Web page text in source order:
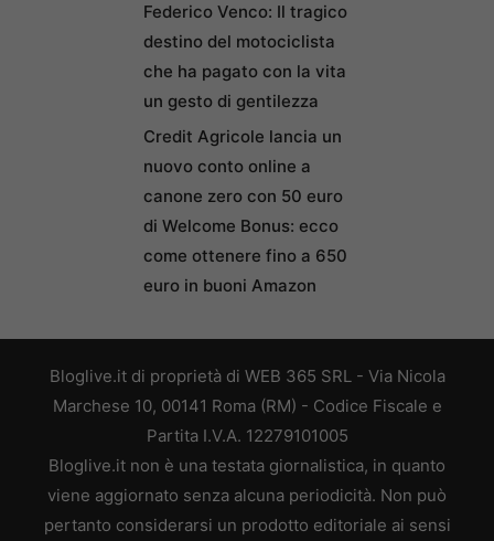
Federico Venco: Il tragico
destino del motociclista
che ha pagato con la vita
un gesto di gentilezza
Credit Agricole lancia un
nuovo conto online a
canone zero con 50 euro
di Welcome Bonus: ecco
come ottenere fino a 650
euro in buoni Amazon
Bloglive.it di proprietà di WEB 365 SRL - Via Nicola
Marchese 10, 00141 Roma (RM) - Codice Fiscale e
Partita I.V.A. 12279101005
Bloglive.it non è una testata giornalistica, in quanto
viene aggiornato senza alcuna periodicità. Non può
pertanto considerarsi un prodotto editoriale ai sensi